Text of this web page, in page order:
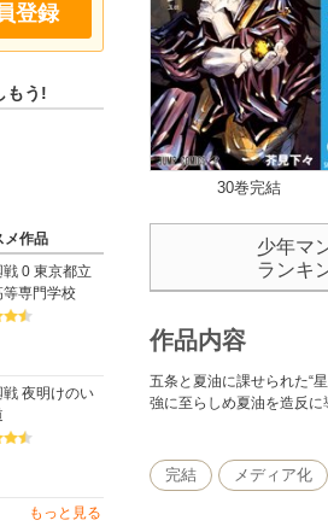
登録
もう!
メ作品
0 東京都立
等専門学校
戦 夜明けのい
もっと見る
30巻完結
少年マ
ランキ
作品内容
五条と夏油に課せられた“
強に至らしめ夏油を造反
完結 メディア化